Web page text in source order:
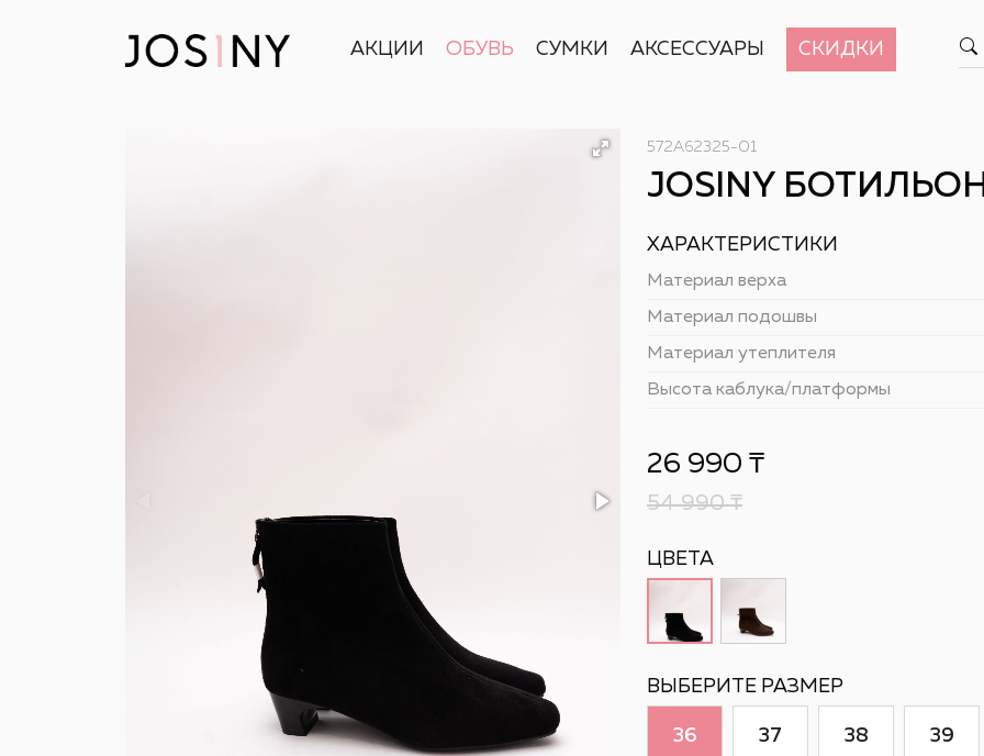
АКЦИИ ОБУВЬ СУМКИ АКСЕССУАРЫ СКИДКИ
572A62325-01
JOSINY
ХАРАКТЕРИСТИКИ
Материал верха
Материал подошвы
Материал утеплителя
Высота каблука/платформы
26 990 ₸
54 990₸
ЦВЕТА
ВЫБЕРИТЕ РАЗМЕР
36 37 38 39